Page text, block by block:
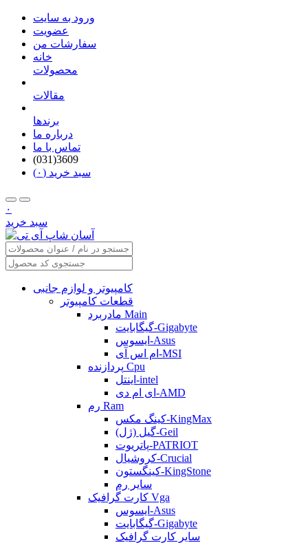
ورود به سایت
عضویت
سفارشات من
خانه
محصولات
مقالات
برندها
درباره ما
تماس با ما
(031)3609
سبد خرید (۰)
۰
سبد خرید
کامپیوتر و لوازم جانبی
قطعات کامپیوتر
مادربرد Main
گیگابایت-Gigabyte
ایسوس-Asus
ام اس آی-MSI
پردازنده Cpu
اینتل-intel
ای ام دی-AMD
رم Ram
کینگ مکس-KingMax
گیل (ژل)-Geil
پاتریوت-PATRIOT
کروشیال-Crucial
کینگستون-KingStone
سایر رم
کارت گرافیک Vga
ایسوس-Asus
گیگابایت-Gigabyte
سایر کارت گرافیک